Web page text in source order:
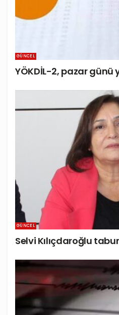
GÜNCEL
YÖKDİL-2, pazar günü
GÜNCEL
Selvi Kılıçdaroğlu